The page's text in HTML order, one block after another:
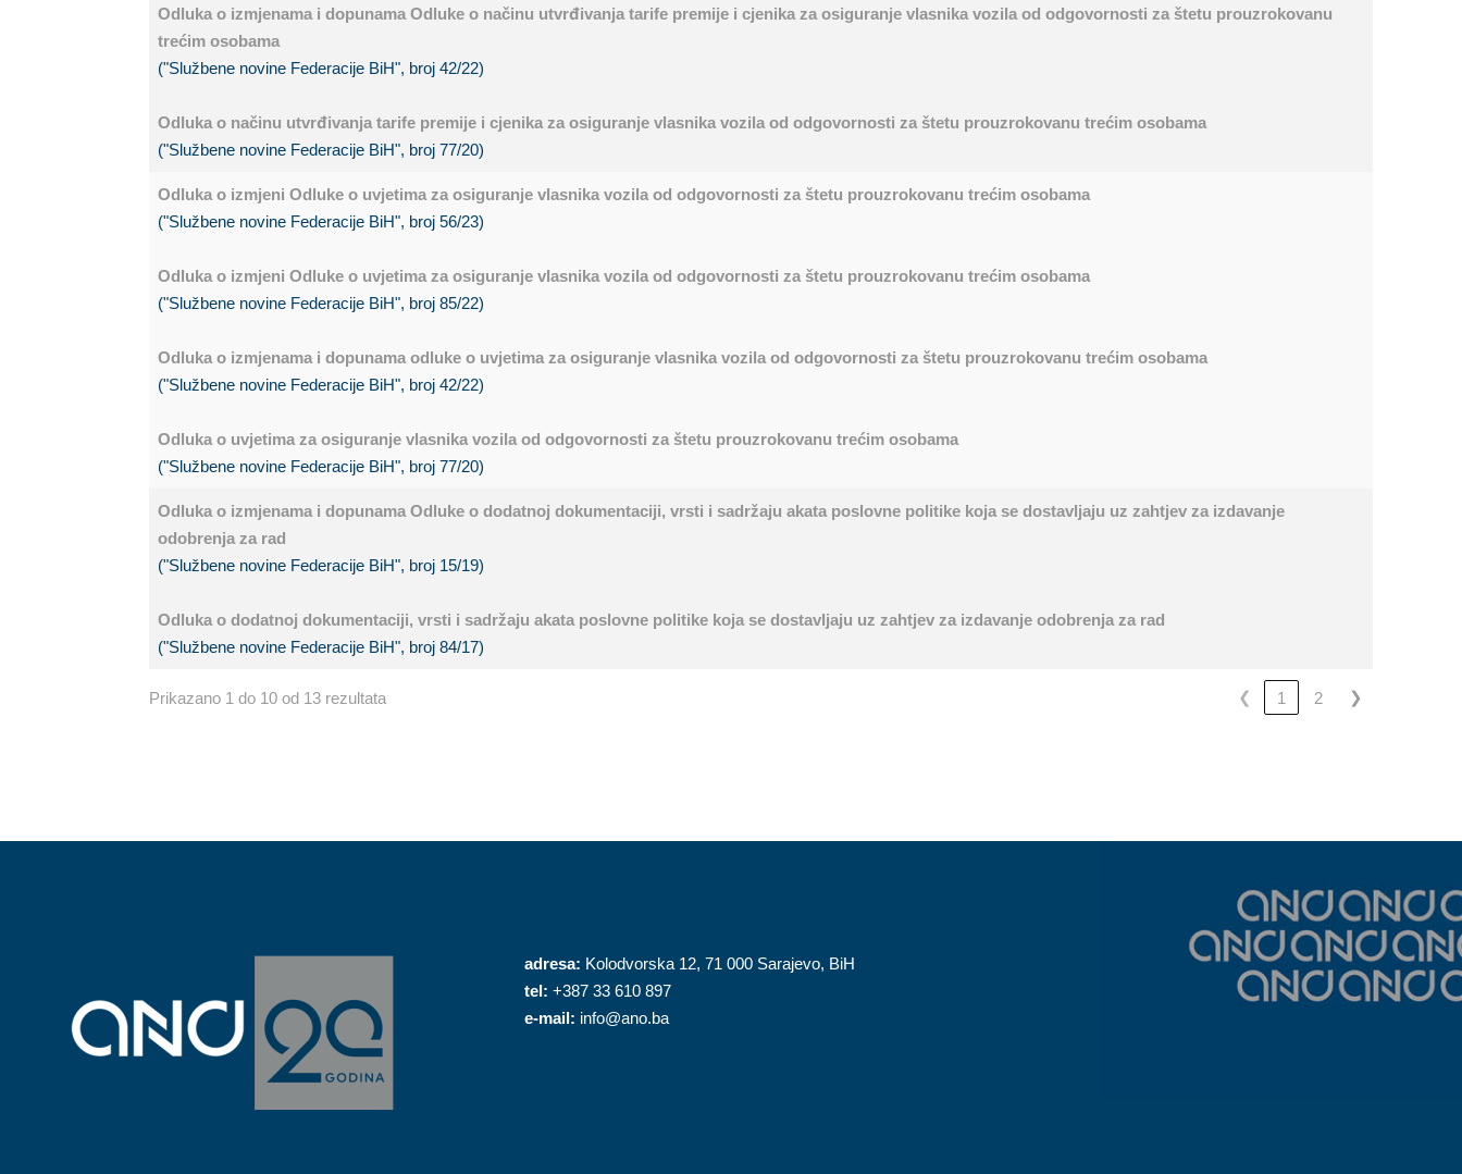
Odluka o izmjenama i dopunama Odluke o načinu utvrđivanja tarife premije i cjenika za osiguranje vlasnika vozila od odgovornosti za štetu prouzrokovanu
trećim osobama
("Službene novine Federacije BiH", broj 42/22)
Odluka o načinu utvrđivanja tarife premije i cjenika za osiguranje vlasnika vozila od odgovornosti za štetu prouzrokovanu trećim osobama
("Službene novine Federacije BiH", broj 77/20)
Odluka o izmjeni Odluke o uvjetima za osiguranje vlasnika vozila od odgovornosti za štetu prouzrokovanu trećim osobama
("Službene novine Federacije BiH", broj 56/23)
Odluka o izmjeni Odluke o uvjetima za osiguranje vlasnika vozila od odgovornosti za štetu prouzrokovanu trećim osobama
("Službene novine Federacije BiH", broj 85/22)
Odluka o izmjenama i dopunama odluke o uvjetima za osiguranje vlasnika vozila od odgovornosti za štetu prouzrokovanu trećim osobama
("Službene novine Federacije BiH", broj 42/22)
Odluka o uvjetima za osiguranje vlasnika vozila od odgovornosti za štetu prouzrokovanu trećim osobama
("Službene novine Federacije BiH", broj 77/20)
Odluka o izmjenama i dopunama Odluke o dodatnoj dokumentaciji, vrsti i sadržaju akata poslovne politike koja se dostavljaju uz zahtjev za izdavanje
odobrenja za rad
("Službene novine Federacije BiH", broj 15/19)
Odluka o dodatnoj dokumentaciji, vrsti i sadržaju akata poslovne politike koja se dostavljaju uz zahtjev za izdavanje odobrenja za rad
("Službene novine Federacije BiH", broj 84/17)
Prikazano 1 do 10 od 13 rezultata ❮ 1 2 ❯
adresa: Kolodvorska 12, 71 000 Sarajevo, BiH
tel: +387 33 610 897
e-mail: info@ano.ba